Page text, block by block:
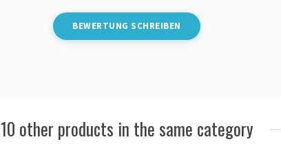
BEWERTUNG SCHREIBEN
10 other products in the same category